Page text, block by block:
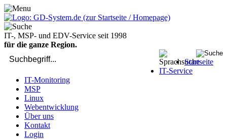
IT-, MSP- und EDV-Service seit 1998
für die ganze Region.
Startseite
IT-Service
IT-Monitoring
MSP
Linux
Webentwicklung
Über uns
Kontakt
Login